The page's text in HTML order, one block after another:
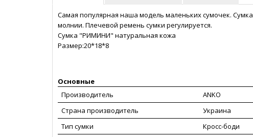
Самая популярная наша модель маленьких сумочек.
молнии. Плечевой ремень сумки регулируется.
Сумка "РИМИНИ" натуральная кожа
Основные
Производитель
ANKO
Страна производитель
Украина
Тип сумки
Кросс-боди